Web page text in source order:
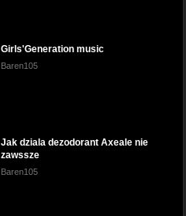
Girls'Generation music
Baren105
Jak dziala dezodorant Axeale nie
zawssze
Baren105